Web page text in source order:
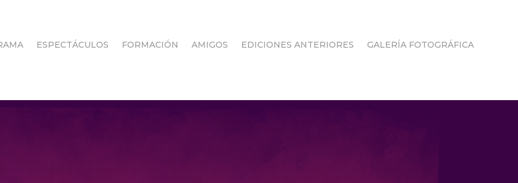
ESPECTÁCULOS FORMACIÓN AMIGOS EDICIONES ANTERIORES
GALERÍA FOTOGRÁFICA